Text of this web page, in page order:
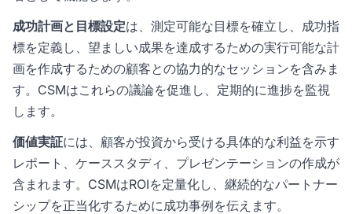
成功計画と目標設定は、測定可能な目標を確立し、成功指
標を定義し、望ましい成果を達成するための実行可能な計
画を作成するための顧客との協力的なセッションを含みま
す。CSMはこれらの議論を促進し、定期的に進捗を監視
します。
価値実証には、顧客が投資から受ける具体的な利益を示す
レポート、ケーススタディ、プレゼンテーションの作成が
含まれます。CSMはROIを定量化し、継続的なパートナー
シップを正当化するために成功事例を伝えます。